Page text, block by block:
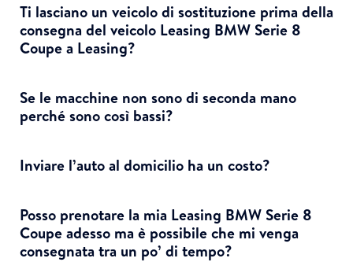
Ti lasciano un veicolo di sostituzione prima della
consegna del veicolo Leasing BMW Serie 8
Coupe a Leasing?
Se le macchine non sono di seconda mano
perché sono così bassi?
Inviare l’auto al domicilio ha un costo?
Posso prenotare la mia Leasing BMW Serie 8
Coupe adesso ma è possibile che mi venga
consegnata tra un po’ di tempo?